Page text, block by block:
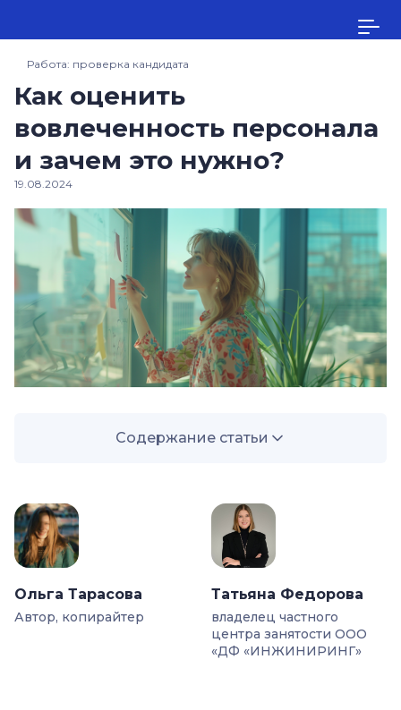
Работа: проверка кандидата
Как оценить
вовлеченность персонала
и зачем это нужно?
19.08.2024
Содержание статьи
она важна?
—Каким может быть уровень вовлеченности
сотрудников
—
Чем грозит низкая вовлеченность
сотрудников?
Оценка вовлеченности сотрудников:
Ольга Тарасова
Автор, копирайтер
Татьяна Федорова
владелец частного
центра занятости ООО
«ДФ «ИНЖИНИРИНГ»